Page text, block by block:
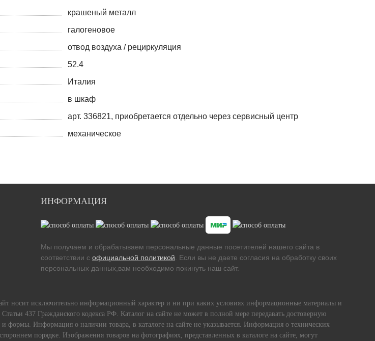
крашеный металл
галогеновое
отвод воздуха / рециркуляция
52.4
Италия
в шкаф
арт. 336821, приобретается отдельно через сервисный центр
механическое
ИНФОРМАЦИЯ
Мы получаем и обрабатываем персональные данные посетителей нашего сайта в
соответствии с официальной политикой. Если вы не даете согласия на обработку своих
персональных данных,вам необходимо покинуть наш сайт.
носит исключительно информационный характер и ни при каких условиях информационные материалы и
437 Гражданского кодекса РФ. Каталог на сайте не может в полной мере передавать достоверную
формы. Информация о наличии товара, в каталоге на сайте не указывается. Информация о технических
порядке. Изображения товаров на фотографиях, представленных в каталоге на сайте, могут